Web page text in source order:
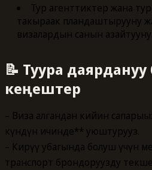
Тур агенттиктер жана
такыраак пландаштырууну
визалардын санын
📝 Туура
кеңештер
– Виза алгандан кийин
күндүн ичинде** уюштуруңуз.
– Кирүү убагында болуш үчүн
транспорт брондоруңузду